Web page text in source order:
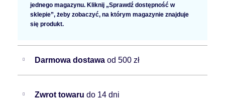
jednego magazynu. Kliknij „Sprawdź dostępność w
sklepie”, żeby zobaczyć, na którym magazynie znajduje
się produkt.
Darmowa dostawa od 500 zł
Zwrot towaru do 14 dni